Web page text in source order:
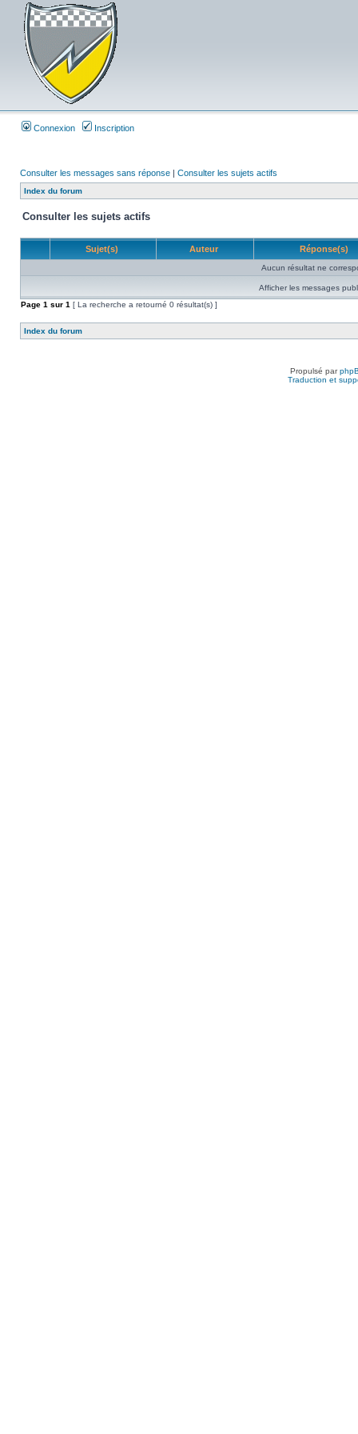
Connexion Inscription
Consulter les messages sans réponse | Consulter les sujets actifs
Index du forum
Consulter les sujets actifs
Sujet(s) Auteur Réponse(s)
Aucun résultat ne
Afficher les messages
Page 1 sur 1 [ La recherche a retourné 0 résultat(s) ]
Index du forum
Propulsé par
Traduction et